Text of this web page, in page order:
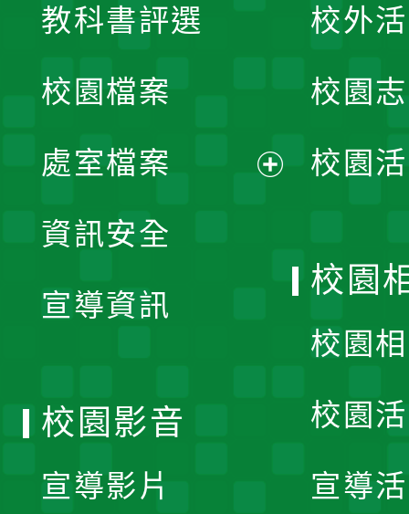
單
教科書評選
校園檔案
處室檔案
資訊安全
宣導資訊
校外
校園
校園
校園
校園
校園
宣導
校園影音
宣導影片